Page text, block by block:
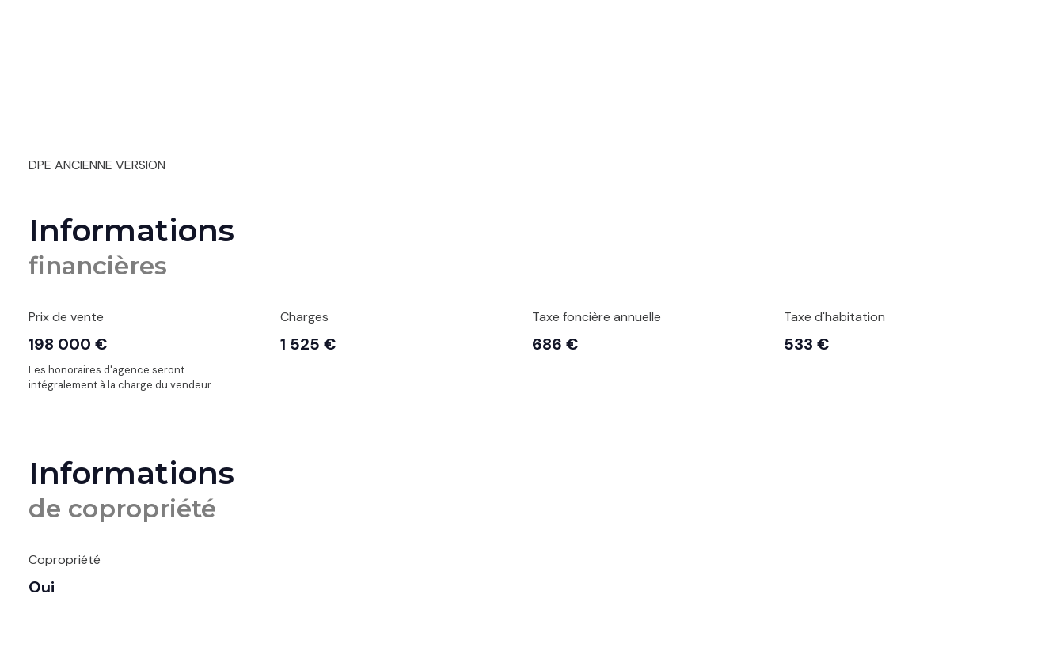
DPE ANCIENNE VERSION
Informations
financières
Prix de vente
198 000 €
Les honoraires d'agence seront
intégralement à la charge du vendeur
Charges
1 525 €
Taxe foncière annuelle
686 €
Taxe d'habitation
533 €
Informations
de copropriété
Copropriété
Oui